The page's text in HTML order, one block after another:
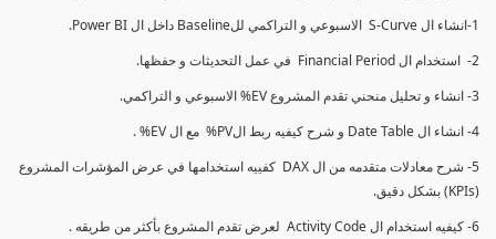
1-انشاء ال S-Curve الاسبوعي و التراكمي للBaseline داخل ال Power BI.
2- استخدام ال Financial Period في عمل التحديثات و حفظها.
3- انشاء و تحليل منحني تقدم المشروع EV% الاسبوعي و التراكمي.
4- انشاء ال Date Table و شرح كيفيه ربط الPV% مع ال EV% .
5- شرح معادلات متقدمه من ال DAX كفييه استخدامها في عرض المؤشرات المشروع
(KPIs) بشكل دقيق.
6- كيفيه استخدام ال Activity Code لعرض تقدم المشروع بأكثر من طريقه .